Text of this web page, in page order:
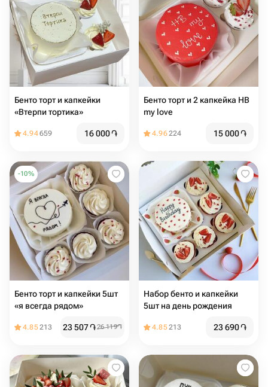
Бенто торт и капкейки
«Втерпи тортика»
4.94659 16 000֏
Бенто торт и 2 капкейка HB
my love
4.96224 15 000֏
-10%
Бенто торт и капкейки 5шт
«я всегда рядом»
4.85213 23 507֏26 119֏
Набор бенто и капкейки
5шт на день рождения
4.85213 23 690֏